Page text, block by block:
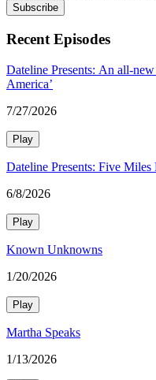
Subscribe
Recent Episodes
Dateline Presents: An all-
America’
7/27/2026
Play
Dateline Presents: Five Miles
6/8/2026
Play
Known Unknowns
1/20/2026
Play
Martha Speaks
1/13/2026